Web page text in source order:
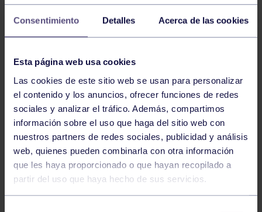
Consentimiento Detalles Acerca de las cookies
Esta página web usa cookies
Las cookies de este sitio web se usan para personalizar
el contenido y los anuncios, ofrecer funciones de redes
sociales y analizar el tráfico. Además, compartimos
información sobre el uso que haga del sitio web con
nuestros partners de redes sociales, publicidad y análisis
web, quienes pueden combinarla con otra información
que les haya proporcionado o que hayan recopilado a
partir del uso que haya hecho de sus servicios.